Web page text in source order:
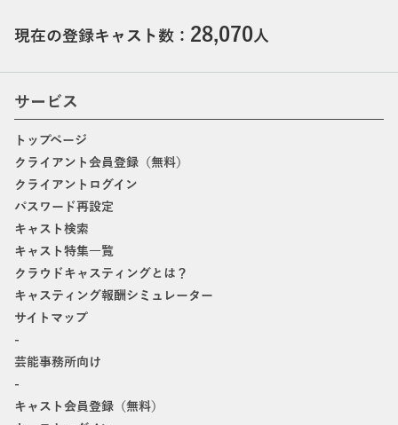
現在の登録キャスト数： 28,070人
サービス
トップページ
クライアント会員登録（無料）
クライアントログイン
パスワード再設定
キャスト検索
キャスト特集一覧
クラウドキャスティングとは？
キャスティング報酬シミュレーター
サイトマップ
-
芸能事務所向け
-
キャスト会員登録（無料）